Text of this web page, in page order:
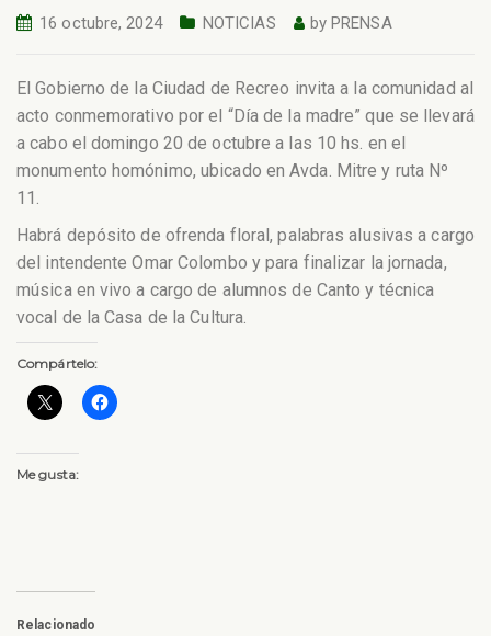
16 octubre, 2024 NOTICIAS byPRENSA
El Gobierno de la Ciudad de Recreo invita a la comunidad al
acto conmemorativo por el “Día de la madre” que se llevará
a cabo el domingo 20 de octubre a las 10 hs. en el
monumento homónimo, ubicado en Avda. Mitre y ruta Nº
11.
Habrá depósito de ofrenda floral, palabras alusivas a cargo
del intendente Omar Colombo y para finalizar la jornada,
música en vivo a cargo de alumnos de Canto y técnica
vocal de la Casa de la Cultura.
Compártelo:
Me gusta:
Relacionado